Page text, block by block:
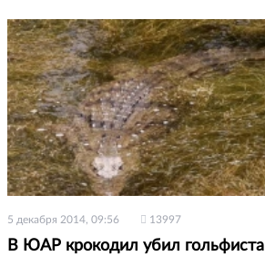
5 декабря 2014, 09:56 13997
В ЮАР крокодил убил гольфиста